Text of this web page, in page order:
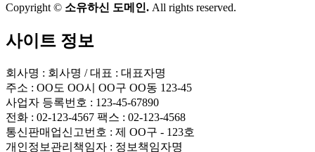
Copyright © 소유하신 도메인. All rights reserved.
사이트 정보
회사명 : 회사명 / 대표 : 대표자명
주소 : OO도 OO시 OO구 OO동 123-45
사업자 등록번호 : 123-45-67890
전화 : 02-123-4567 팩스 : 02-123-4568
통신판매업신고번호 : 제 OO구 - 123호
개인정보관리책임자 : 정보책임자명